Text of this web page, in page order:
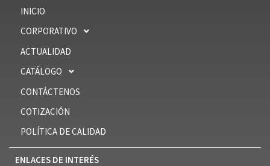
INICIO
CORPORATIVO
ACTUALIDAD
CATÁLOGO
CONTÁCTENOS
COTIZACIÓN
POLÍTICA DE CALIDAD
ENLACES DE INTERÉS